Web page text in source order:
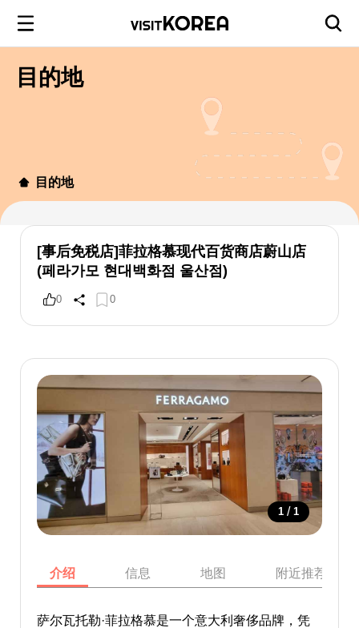
目的地
目的地
[事后免税店]菲拉格慕现代百货商店蔚山店
(페라가모 현대백화점 울산점)
0 0
1 / 1
介绍 信息 地图 附近推荐景点
萨尔瓦托勒·菲拉格慕是一个意大利奢侈品牌，凭